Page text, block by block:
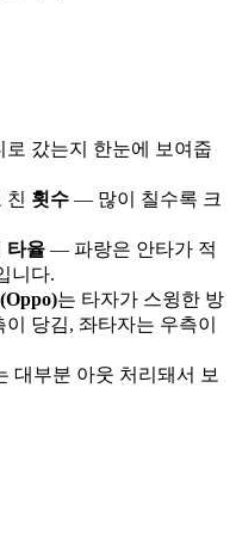
갔는지 한눈에 보여줍
친 횟수 — 많이 칠수록 크
타율 — 파랑은 안타가 적
니다.
는 타자가 스윙한 방
당김, 좌타자는 우측이
대부분 아웃 처리돼서 보